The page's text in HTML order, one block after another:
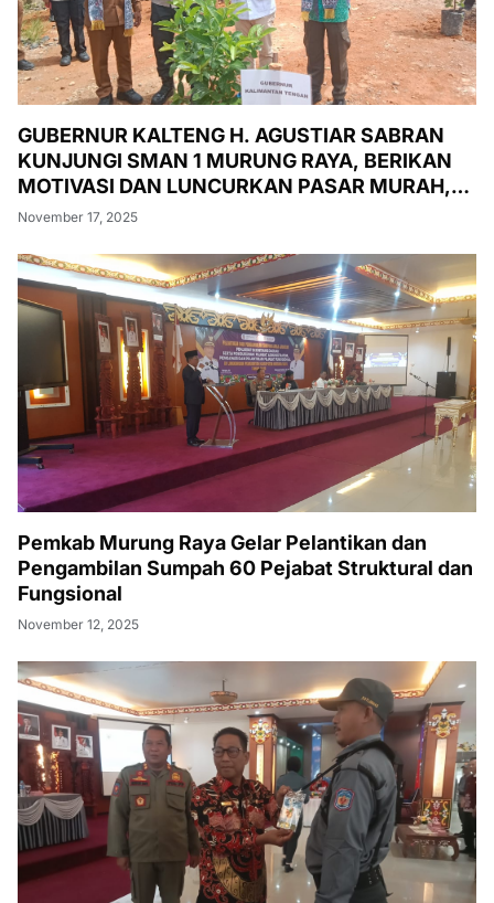
GUBERNUR KALTENG H. AGUSTIAR SABRAN
KUNJUNGI SMAN 1 MURUNG RAYA, BERIKAN
MOTIVASI DAN LUNCURKAN PASAR MURAH,
PENANAMAN POHON, DAN PEMERIKSAAN
November 17, 2025
Pemkab Murung Raya Gelar Pelantikan dan
Pengambilan Sumpah 60 Pejabat Struktural dan
Fungsional
November 12, 2025